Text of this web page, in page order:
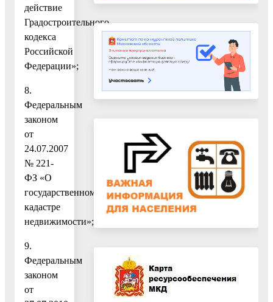
действие
Градостроительного
кодекса
Российской
Федерации»;
8.
Федеральным
законом
от
24.07.2007
№ 221-
ФЗ «О
государственном
кадастре
недвижимости»;
9.
Федеральным
законом
от